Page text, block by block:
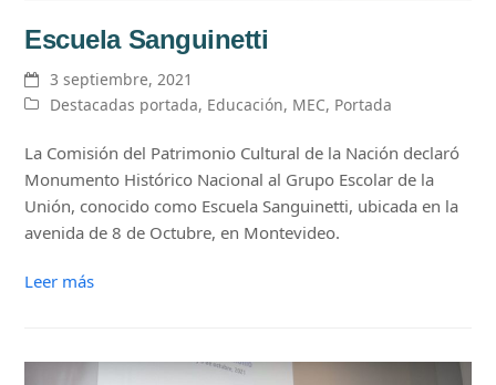
Escuela Sanguinetti
3 septiembre, 2021
Destacadas portada, Educación, MEC, Portada
La Comisión del Patrimonio Cultural de la Nación declaró
Monumento Histórico Nacional al Grupo Escolar de la
Unión, conocido como Escuela Sanguinetti, ubicada en la
avenida de 8 de Octubre, en Montevideo.
Leer más